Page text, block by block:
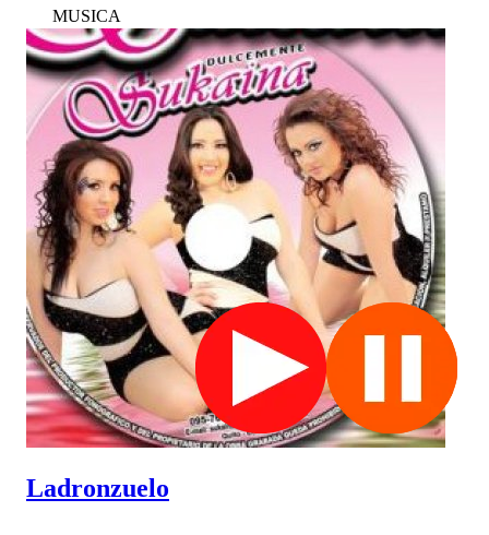
MUSICA
Ladronzuelo